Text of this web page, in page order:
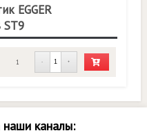
EGGER
ST9
1 - +
каналы: